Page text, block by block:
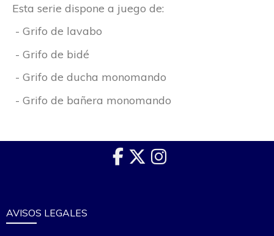
Esta serie dispone a juego de:
- Grifo de lavabo
- Grifo de bidé
- Grifo de ducha monomando
- Grifo de bañera monomando
AVISOS LEGALES